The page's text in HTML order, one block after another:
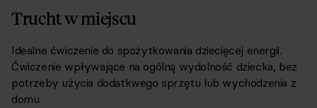
Trucht w miejscu
Idealne ćwiczenie do spożytkowania dziecięcej energii.
Ćwiczenie wpływające na ogólną wydolność dziecka, bez
potrzeby użycia dodatkwego sprzętu lub wychodzenia z
domu.